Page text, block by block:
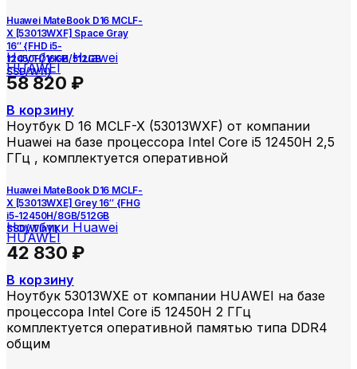
Huawei MateBook D16 MCLF-
X [53013WXF] Space Gray
16″ {FHD i5-
12450H/16GB/512GB
SSD/W11}
Ноутбуки Huawei
HUAWEI
58 820 ₽
В корзину
Ноутбук D 16 MCLF-X (53013WXF) от компании
Huawei на базе процессора Intel Core i5 12450H 2,5
ГГц , комплектуется оперативной
Huawei MateBook D16 MCLF-
X [53013WXE] Grey 16″ {FHG
i5-12450H/8GB/512GB
SSD/Win11}
Ноутбуки Huawei
HUAWEI
42 830 ₽
В корзину
Ноутбук 53013WXE от компании HUAWEI на базе
процессора Intel Core i5 12450H 2 ГГц
комплектуется оперативной памятью типа DDR4
общим